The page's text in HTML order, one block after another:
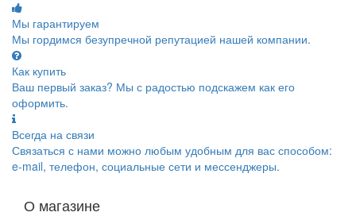
Мы гарантируем
Мы гордимся безупречной репутацией нашей компании.
Как купить
Ваш первый заказ? Мы с радостью подскажем как его
оформить.
Всегда на связи
Связаться с нами можно любым удобным для вас способом:
e-mail, телефон, социальные сети и мессенджеры.
О магазине